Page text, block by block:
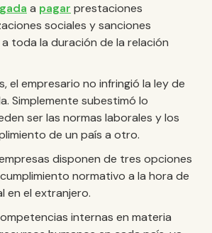
a pagar prestaciones
sociales y sanciones
toda la duración de la relación
el empresario no infringió la ley de
Simplemente subestimó lo
ser las normas laborales y los
de un país a otro.
disponen de tres opciones
normativo a la hora de
en el extranjero.
internas en materia